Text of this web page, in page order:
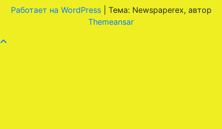
Работает на WordPress
Тема: Newspaperex, автор
Themeansar